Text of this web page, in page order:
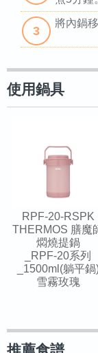
3
將內鍋
使用鍋具
RPF-20-RSPK
THERMOS 膳魔
燜燒提鍋
_RPF-20系列
_1500ml(躺平鍋
雪霧玫瑰
推薦食譜